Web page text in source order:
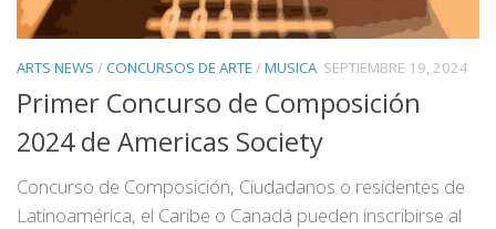
ARTS NEWS /CONCURSOS DE ARTE /MUSICA SEPTIEMBRE 19, 2024
Primer Concurso de Composición
2024 de Americas Society
Concurso de Composición, Ciudadanos o residentes de
Latinoamérica, el Caribe o Canadá pueden inscribirse al